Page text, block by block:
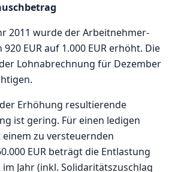
2011 wurde der Arbeitnehmer-
EUR auf 1.000 EUR erhöht. Die
Lohnabrechnung für Dezember
Erhöhung resultierende
ist gering. Für einen ledigen
zu versteuernden
EUR beträgt die Entlastung
im Jahr (inkl. Solidaritätszuschlag